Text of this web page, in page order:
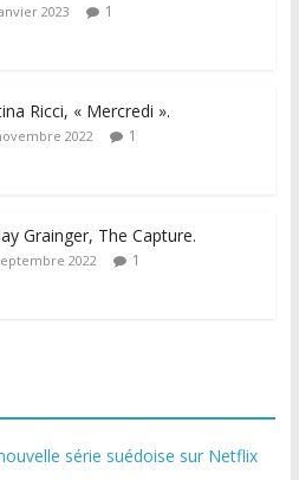
2023 1
Ricci, « Mercredi ».
2022 1
Grainger, The Capture.
2022 1
série suédoise sur Netflix